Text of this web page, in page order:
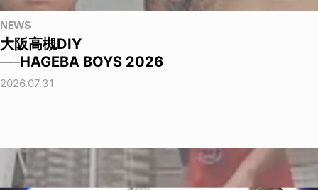
NEWS
大阪高槻DIY
──HAGEBA BOYS 2026
2026.07.31